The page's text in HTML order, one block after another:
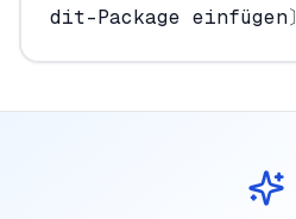
dit-Package einfügen〕